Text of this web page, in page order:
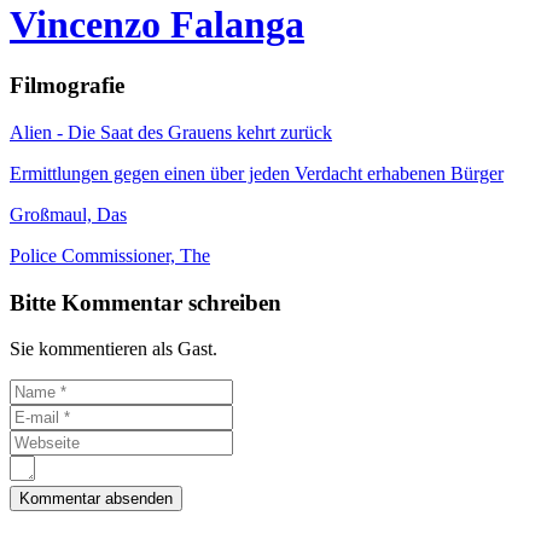
Vincenzo Falanga
Filmografie
Alien - Die Saat des Grauens kehrt zurück
Ermittlungen gegen einen über jeden Verdacht erhabenen Bürger
Großmaul, Das
Police Commissioner, The
Bitte Kommentar schreiben
Sie kommentieren als Gast.